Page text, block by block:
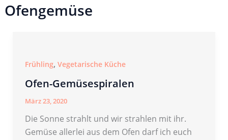
Ofengemüse
Frühling, Vegetarische Küche
Ofen-Gemüsespiralen
März 23, 2020
Die Sonne strahlt und wir strahlen mit ihr.
Gemüse allerlei aus dem Ofen darf ich euch